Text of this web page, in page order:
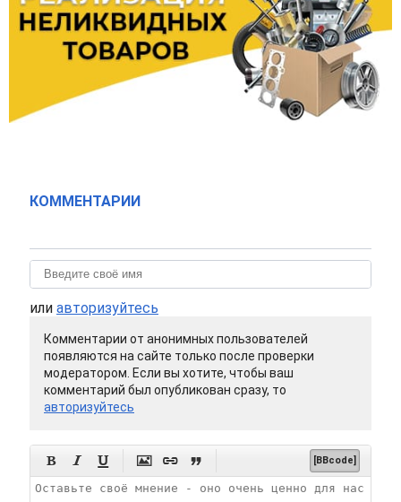
КОММЕНТАРИИ
или авторизуйтесь
Комментарии от анонимных пользователей
появляются на сайте только после проверки
модератором. Если вы хотите, чтобы ваш
комментарий был опубликован сразу, то
авторизуйтесь
      [BBcode]